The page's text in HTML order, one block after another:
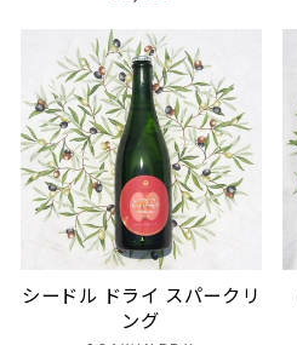
シードル ドライ スパークリ
ング